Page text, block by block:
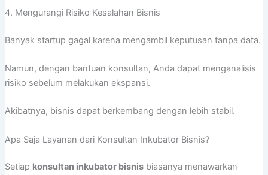
4. Mengurangi Risiko Kesalahan Bisnis
Banyak startup gagal karena mengambil keputusan tanpa data.
Namun, dengan bantuan konsultan, Anda dapat menganalisis
risiko sebelum melakukan ekspansi.
Akibatnya, bisnis dapat berkembang dengan lebih stabil.
Apa Saja Layanan dari Konsultan Inkubator Bisnis?
Setiap konsultan inkubator bisnisbiasanya menawarkan